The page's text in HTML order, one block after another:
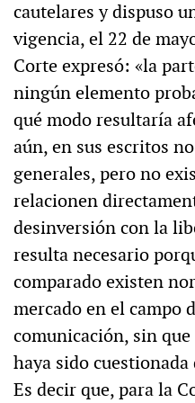
cautelares y dispuso
vigencia, el 22 de
Corte expresó: «la
ningún elemento
qué modo resultaría
aún, en sus escritos
generales, pero no
relacionen
desinversión con la
resulta necesario
comparado existen
mercado en el campo
comunicación, sin
haya sido
Es decir que, para la